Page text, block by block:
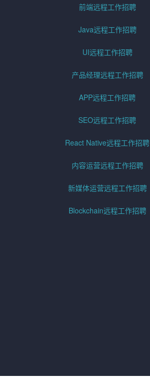
前端远程工作招聘
Java远程工作招聘
UI远程工作招聘
产品经理远程工作招聘
APP远程工作招聘
SEO远程工作招聘
React Native远程工作招聘
内容运营远程工作招聘
新媒体运营远程工作招聘
Blockchain远程工作招聘